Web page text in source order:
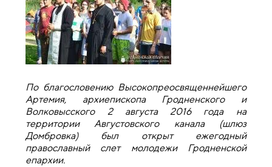
По благословению Высокопреосвященнейшего
Артемия, архиепископа Гродненского и
Волковысского 2 августа 2016 года на
территории Августовского канала (шлюз
Домбровка) был открыт ежегодный
православный слет молодежи Гродненской
епархии.